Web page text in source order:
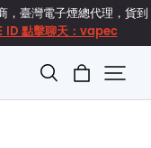
，臺灣電子煙總代理，貨到
ID 點擊聊天：vapec